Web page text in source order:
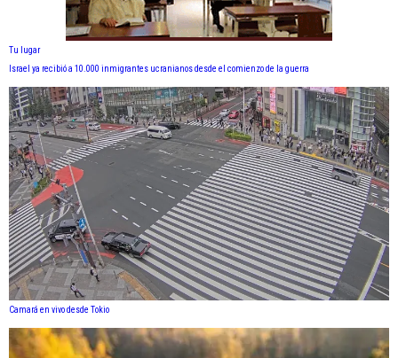
Tu lugar
Israel ya recibió a 10.000 inmigrantes ucranianos desde el comienzo de la guerra
Camará en vivo desde Tokio